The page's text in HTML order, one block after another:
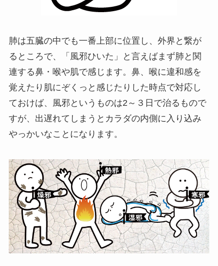
肺は五臓の中でも一番上部に位置し、外界と繋が
るところで、「風邪ひいた」と言えばまず肺と関
連する鼻・喉や肌で感じます。鼻、喉に違和感を
覚えたり肌にぞくっと感じたりした時点で対応し
ておけば、風邪というものは2～３日で治るもので
すが、出遅れてしまうとカラダの内側に入り込み
やっかいなことになります。